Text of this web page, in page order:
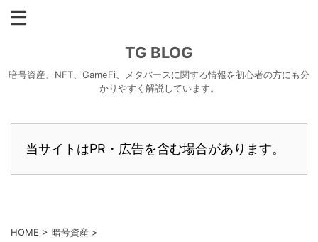
TG BLOG
暗号資産、NFT、GameFi、メタバースに関する情報を初心者の方にも分
かりやすく解説しています。
当サイトはPR・広告を含む場合があります。
HOME > 暗号資産 >